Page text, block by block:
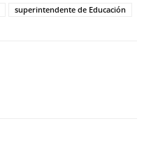
superintendente de Educación